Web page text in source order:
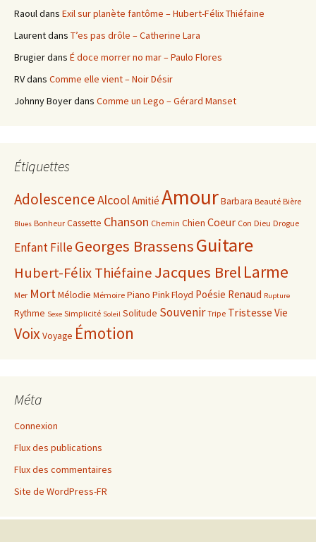
Raouldans Exil sur planète fantôme – Hubert-Félix Thiéfaine
Laurentdans T’es pas drôle – Catherine Lara
Brugierdans É doce morrer no mar – Paulo Flores
RVdans Comme elle vient – Noir Désir
Johnny Boyerdans Comme un Lego – Gérard Manset
Étiquettes
AdolescenceAlcoolAmitié AmourBarbara Beauté Bière
Blues Bonheur Cassette Chanson Chemin Chien Coeur Con Dieu Drogue
EnfantFilleGeorges BrassensGuitare
Hubert-Félix ThiéfaineJacques Brel Larme
Mer MortMélodie Mémoire Piano Pink Floyd Poésie Renaud Rupture
Rythme Sexe Simplicité Soleil Solitude Souvenir Tripe Tristesse Vie
VoixVoyage Émotion
Méta
Connexion
Flux des publications
Flux des commentaires
Site de WordPress-FR